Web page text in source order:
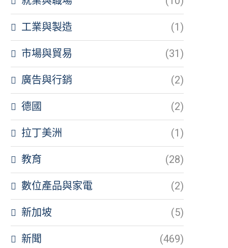
工業與製造 (1)
市場與貿易 (31)
廣告與行銷 (2)
德國 (2)
拉丁美洲 (1)
教育 (28)
數位產品與家電 (2)
新加坡 (5)
新聞 (469)